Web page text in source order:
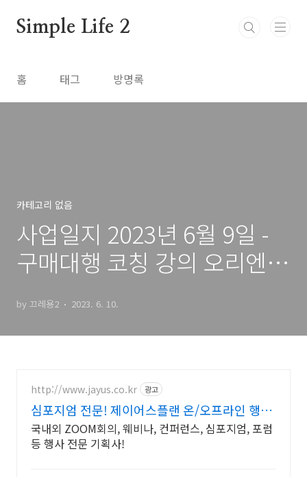
Simple Life 2
홈 태그 방명록
카테고리 없음
사업일지 2023년 6월 9일 -
구매대행 코칭 강의 오리엔테
by 끄레용2 2023. 6. 10.
http://www.jayus.co.kr 광고
심포지엄 전문! 제이어스플랜 온/오프라인 행사
기획 대행!
국내외 ZOOM회의, 웨비나, 컨퍼런스, 심포지엄, 포럼
등 행사 전문 기획사!